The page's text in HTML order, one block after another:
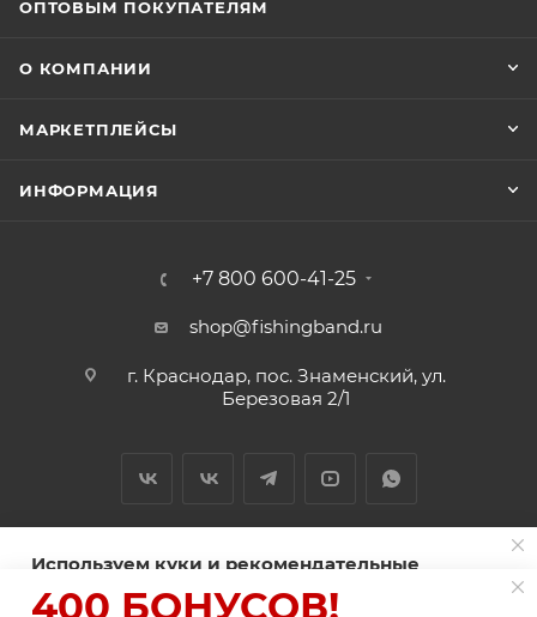
ОПТОВЫМ ПОКУПАТЕЛЯМ
О КОМПАНИИ
МАРКЕТПЛЕЙСЫ
ИНФОРМАЦИЯ
+7 800 600-41-25
shop@fishingband.ru
г. Краснодар, пос. Знаменский, ул.
Березовая 2/1
Используем куки и рекомендательные
400 БОНУСОВ!